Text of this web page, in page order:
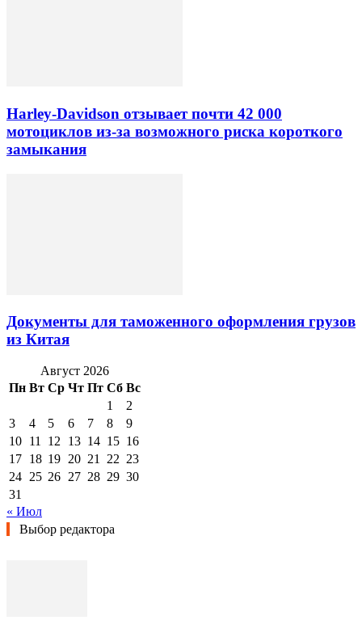
Harley-Davidson отзывает почти 42 000
мотоциклов из-за возможного риска короткого
замыкания
Документы для таможенного оформления грузов
из Китая
Август 2026
Пн Вт Ср Чт Пт Сб Вс
1
2
3
4 5 6 7 8
9
10 11 12 13 14 15 16
17 18 19 20 21 22 23
24 25 26 27 28 29 30
31
« Июл
Выбор редактора